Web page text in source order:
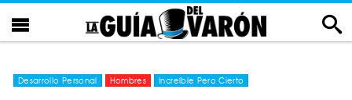
Desarrollo Personal Hombres Increíble Pero Cierto